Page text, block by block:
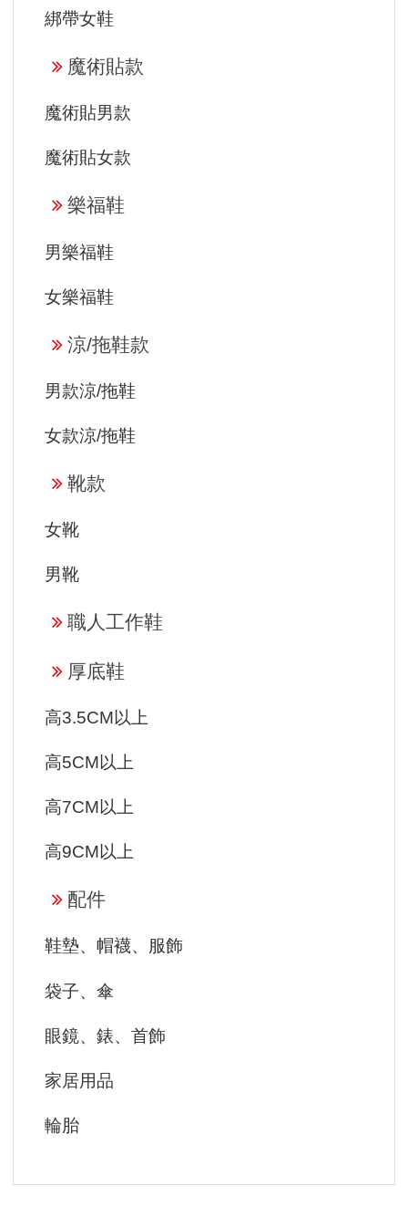
綁帶女鞋
魔術貼款
魔術貼男款
魔術貼女款
樂福鞋
男樂福鞋
女樂福鞋
涼/拖鞋款
男款涼/拖鞋
女款涼/拖鞋
靴款
女靴
男靴
職人工作鞋
厚底鞋
高3.5CM以上
高5CM以上
高7CM以上
高9CM以上
配件
鞋墊、帽襪、服飾
袋子、傘
眼鏡、錶、首飾
家居用品
輪胎